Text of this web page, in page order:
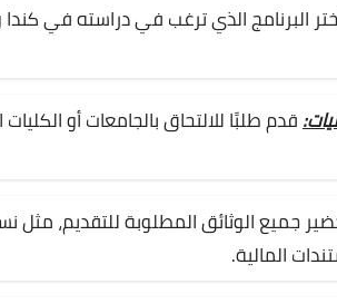
البرنامج الذي ترغب في دراسته في
قدم طلبًا للالتحاق بالجامعات أو
جميع الوثائق المطلوبة للتقديم، مثل
المالية.